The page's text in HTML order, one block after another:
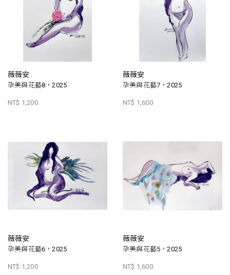
薇薇安
孕美與花藝8，2025
NT$ 1,200
薇薇安
孕美與花藝7，2025
NT$ 1,600
薇薇安
孕美與花藝6，2025
NT$ 1,200
薇薇安
孕美與花藝5，2025
NT$ 1,600